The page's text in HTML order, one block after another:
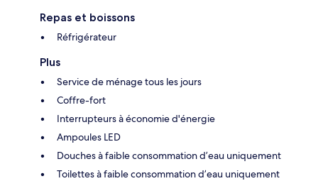
Repas et boissons
Réfrigérateur
Plus
Service de ménage tous les jours
Coffre-fort
Interrupteurs à économie d'énergie
Ampoules LED
Douches à faible consommation d’eau uniquement
Toilettes à faible consommation d’eau uniquement